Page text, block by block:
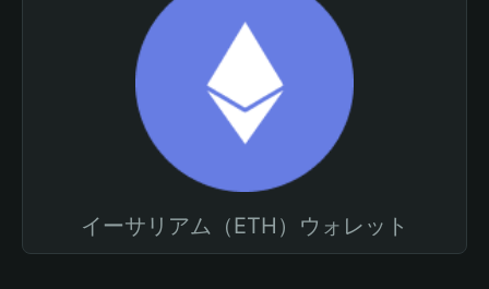
イーサリアム（ETH）ウォレット